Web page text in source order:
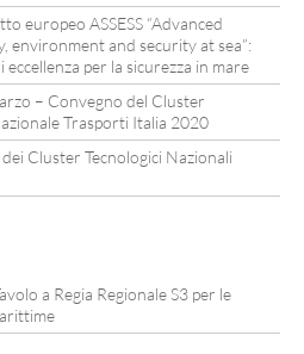
europeo ASSESS “Advanced
environment and security at sea”:
per la sicurezza in mare
– Convegno del Cluster
Trasporti Italia 2020
Cluster Tecnologici Nazionali
a Regia Regionale S3 per le